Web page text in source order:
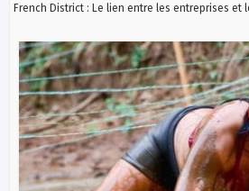
French District : Le lien entre les entreprises et